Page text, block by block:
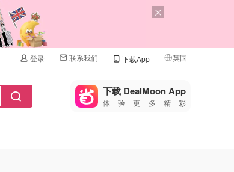
登录 联系我们 下载App 英国
🇺🇸
🇨🇳 中国
下载 DealMoon App
体验更多精彩